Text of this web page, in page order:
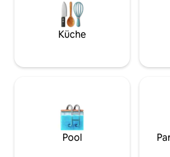
estar es el lugar perfecto para relajarse
después de un día explorando la
cuenta con un cómodo sofá, una mesa
está totalmente equipada con todo lo
vitrocerámica, cafetera y utensilios de
cocina. Cuenta con una cama doble
queen size y el cuarto de baño está
equipado con una ducha y artículos
Küche
Pool